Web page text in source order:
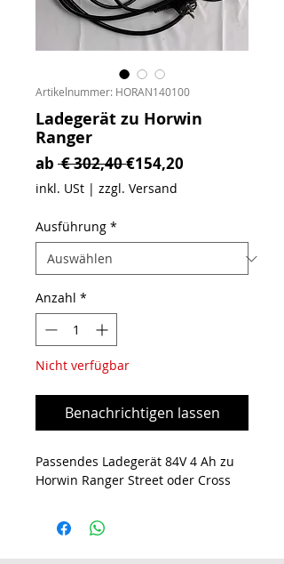
Artikelnummer: HORAN140100
Ladegerät zu Horwin
Ranger
ab € 302,40 Standardpreis
€154,20
inkl. USt | zzgl. Versand
Ausführung *
Anzahl *
Nicht verfügbar
Benachrichtigen lassen
Passendes Ladegerät 84V 4 Ah zu
Horwin Ranger Street oder Cross